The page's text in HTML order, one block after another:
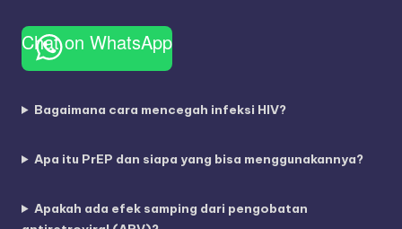
Chat on WhatsApp
Bagaimana cara mencegah infeksi HIV?
Apa itu PrEP dan siapa yang bisa menggunakannya?
Apakah ada efek samping dari pengobatan